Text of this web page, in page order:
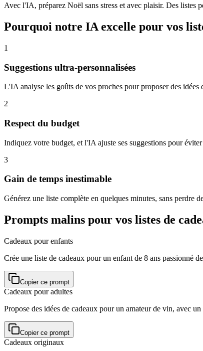
Avec l'IA, préparez Noël sans stress et avec plaisir. Des listes
Pourquoi notre IA excelle pour vos
1
Suggestions ultra-personnalisées
L'IA analyse les goûts de vos proches pour proposer des
2
Respect du budget
Indiquez votre budget, et l'IA ajuste ses suggestions pour éviter
3
Gain de temps inestimable
Générez une liste complète en quelques minutes, sans perdre
Prompts malins pour vos listes de
Cadeaux pour enfants
Crée une liste de cadeaux pour un enfant de 8 ans passionné
Copier ce prompt
Cadeaux pour adultes
Propose des idées de cadeaux pour un amateur de vin, avec
Copier ce prompt
Cadeaux originaux